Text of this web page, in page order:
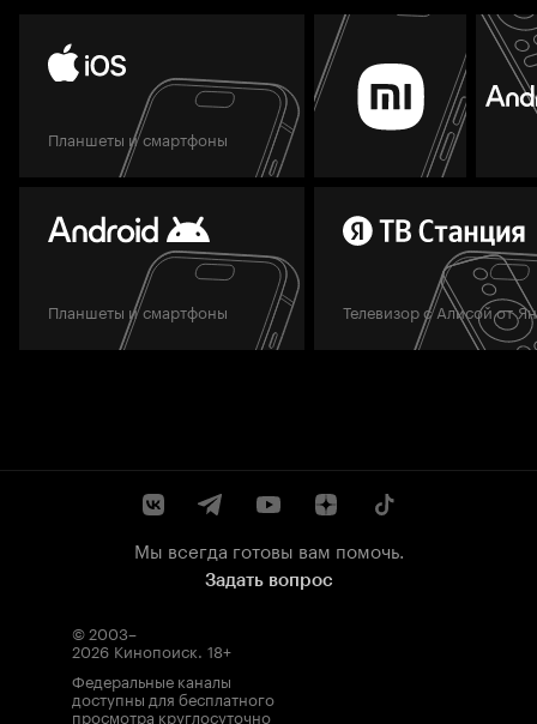
Планшеты и смартфоны
Планшеты и смартфоны Телевизор с Алисой от
Мы всегда готовы вам помочь.
Задать вопрос
© 2003–
2026 Кинопоиск. 18+
Федеральные каналы
доступны для бесплатного
просмотра круглосуточно